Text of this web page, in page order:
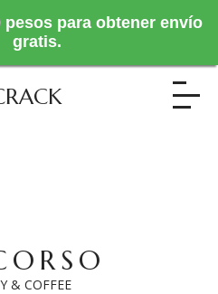
& COFFEE
pesos para obtener envío
gratis.